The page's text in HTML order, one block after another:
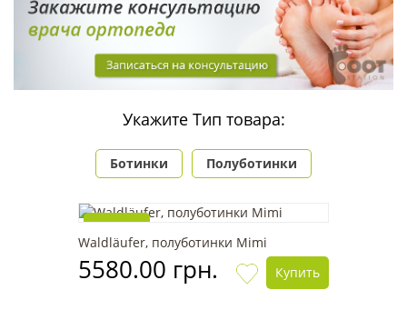
Укажите Тип товара:
Ботинки Полуботинки
Новинка
Waldläufer, полуботинки Mimi
5580.00 грн. Купить